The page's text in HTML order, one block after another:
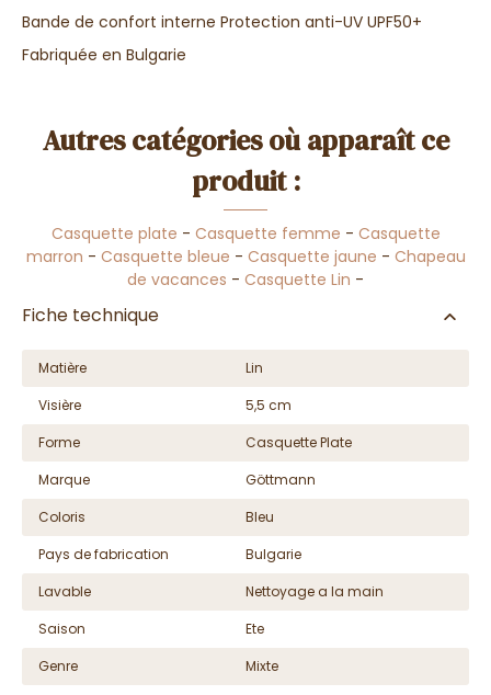
Bande de confort interne Protection anti-UV UPF50+
Fabriquée en Bulgarie
Autres catégories où apparaît ce
produit :
Casquette plate - Casquette femme - Casquette
marron - Casquette bleue - Casquette jaune - Chapeau
de vacances - Casquette Lin -
Fiche technique
Matière
Lin
Visière
5,5 cm
Forme
Casquette Plate
Marque
Göttmann
Coloris
Bleu
Pays de fabrication
Bulgarie
Lavable
Nettoyage a la main
Saison
Ete
Genre
Mixte